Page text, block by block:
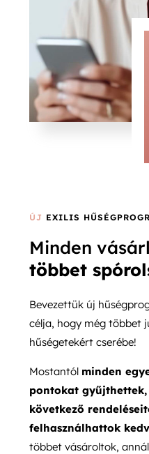
ÚJ EXILIS
Minden
többet
Bevezettük új
célja, hogy még többet
hűségetekért cserébe!
Mostantól minden
pontokat gyűjthettek,
következő
felhasználhattok
többet vásároltok,